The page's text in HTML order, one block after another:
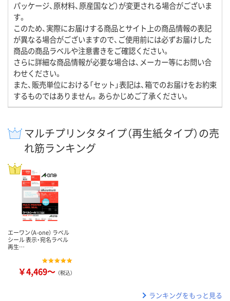
パッケージ、原材料、原産国など）が変更される場合がございま
す。
このため、実際にお届けする商品とサイト上の商品情報の表記
が異なる場合がございますので、ご使用前には必ずお届けした
商品の商品ラベルや注意書きをご確認ください。
さらに詳細な商品情報が必要な場合は、メーカー等にお問い合
わせください。
また、販売単位における「セット」表記は、箱でのお届けをお約束
するものではありません。あらかじめご了承ください。
マルチプリンタタイプ（再生紙タイプ）の売
れ筋ランキング
エーワン（A-one） ラベル
シール 表示・宛名ラベル
再生…
￥4,469～ （税込）
ランキングをもっと見る